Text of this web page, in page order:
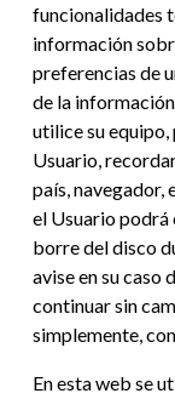
funcionalidades
información
preferencias de
de la
utilice su
Usuario,
país, navegador,
el Usuario podrá
borre del disco
avise en su caso
continuar sin
simplemente,
En esta web se